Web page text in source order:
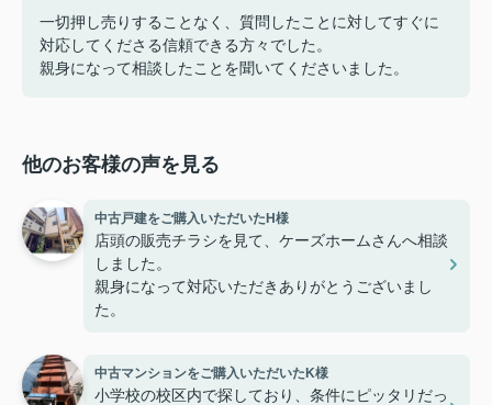
一切押し売りすることなく、質問したことに対してすぐに
対応してくださる信頼できる方々でした。
親身になって相談したことを聞いてくださいました。
他のお客様の声を見る
中古戸建をご購入いただいたH様
店頭の販売チラシを見て、ケーズホームさんへ相談
しました。
親身になって対応いただきありがとうございまし
た。
中古マンションをご購入いただいたK様
小学校の校区内で探しており、条件にピッタリだっ